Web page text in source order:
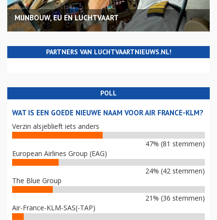
MIJNBOUW, EU EN LUCHTVAART
PARTNERS VAN LUCHTVAARTNIEUWS.NL!
POLL
WAT IS EEN GOEDE NIEUWE NAAM VOOR AIR FRANCE-KLM?
Verzin alsjeblieft iets anders
47% (81 stemmen)
European Airlines Group (EAG)
24% (42 stemmen)
The Blue Group
21% (36 stemmen)
Air-France-KLM-SAS(-TAP)